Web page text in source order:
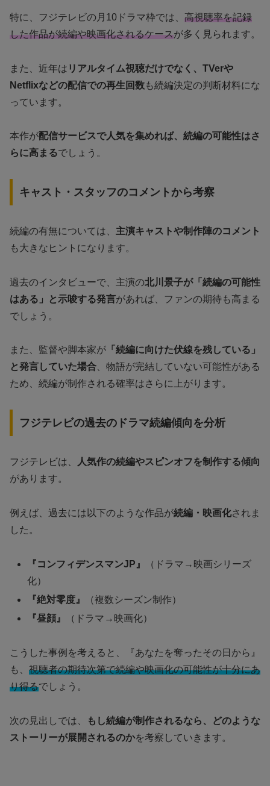
特に、フジテレビの月10ドラマ枠では、 高視聴率を記録
した作品が続編や映画化されるケースが多く見られます。
また、近年は リアルタイム視聴だけでなく、TVerや
Netflixなどの配信での再生回数も続編決定の判断材料にな
っています。
本作が配信サービスで人気を集めれば、続編の可能性はさ
らに高まるでしょう。
キャスト・スタッフのコメントから考察
続編の有無については、 主演キャストや制作陣のコメント
も大きなヒントになります。
過去のインタビューで、主演の北川景子が「続編の可能性
はある」と示唆する発言があれば、ファンの期待も高まる
でしょう。
また、監督や脚本家が 「続編に向けた伏線を残している」
と発言していた場合、物語が完結していない可能性がある
ため、続編が制作される確率はさらに上がります。
フジテレビの過去のドラマ続編傾向を分析
フジテレビは、
人気作の続編やスピンオフを制作する傾向
があります。
例えば、過去には以下のような作品が続編・映画化されま
した。
『コンフィデンスマンJP』
（ドラマ→映画シリーズ
化）
『絶対零度』
（複数シーズン制作）
『昼顔』
（ドラマ→映画化）
こうした事例を考えると、『あなたを奪ったその日から』
も、 視聴者の期待次第で続編や映画化の可能性が十分にあ
り得るでしょう。
次の見出しでは、
もし続編が制作されるなら、どのような
ストーリーが展開されるのかを考察していきます。